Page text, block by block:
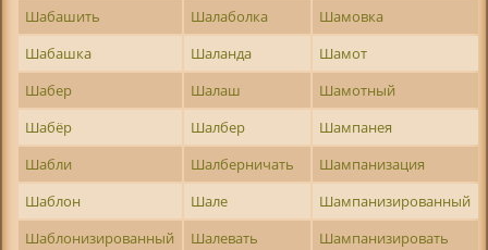
Шабашить
Шалаболка
Шамовка
Шабашка
Шаланда
Шамот
Шабер
Шалаш
Шамотный
Шабёр
Шалбер
Шампанея
Шабли
Шалберничать
Шампанизация
Шаблон
Шале
Шампанизированный
Шаблонизированный
Шалевать
Шампанизировать